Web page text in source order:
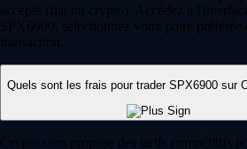
accepté (fiat ou crypto). Accédez à
SPX6900, sélectionnez votre paire
transaction.
Quels sont les frais pour trader SPX6900 sur
Crypto.com propose des tarifs compétitifs